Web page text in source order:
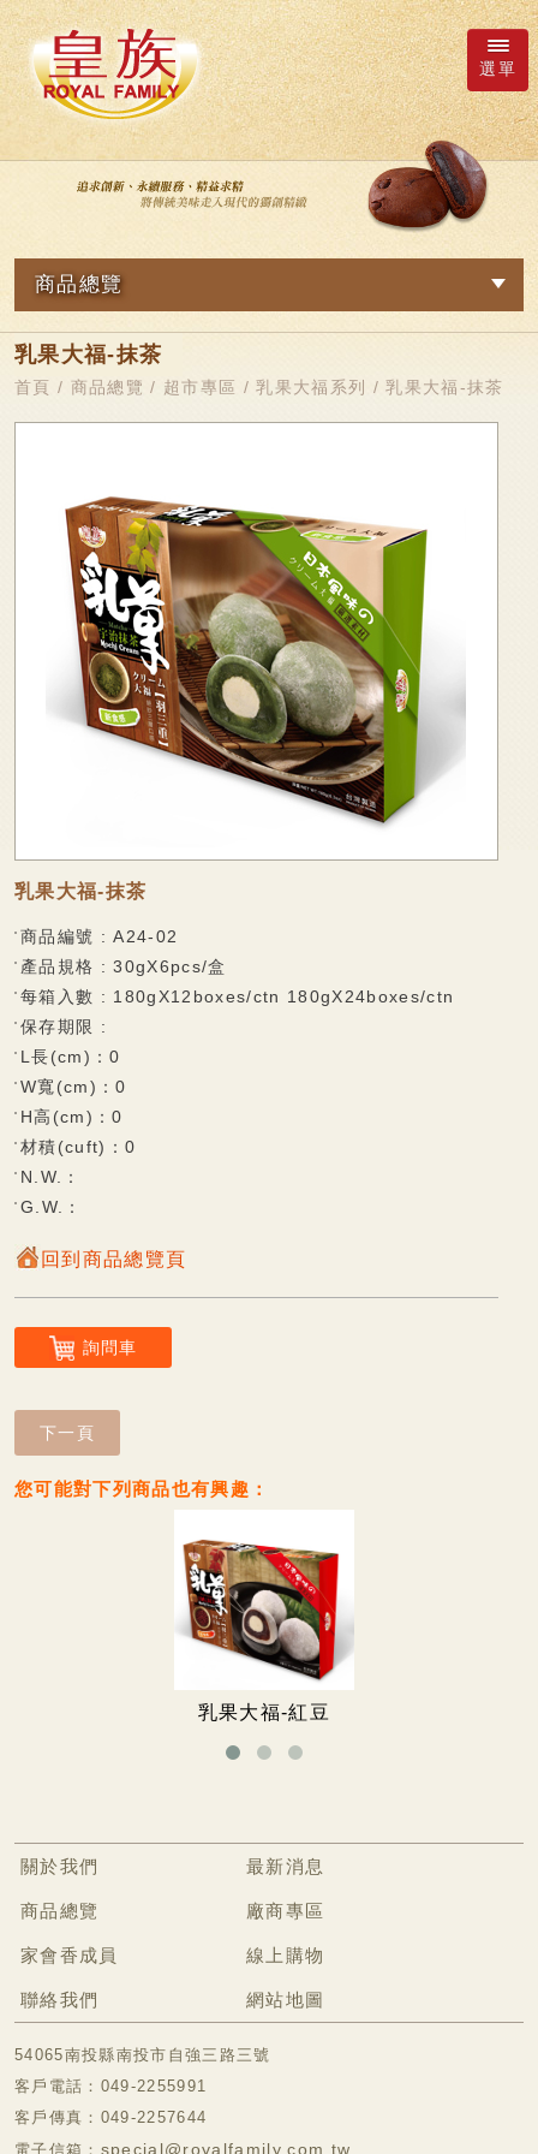
選單
語系
繁體中文
日本語
English
關於我們
最新消息
廠商專區
家會香成員
線上購物
聯絡我們
商品總覽
網路訂購
新品專區
皇族Family
軟Q麻糬系列
可可麻糬系列
棉大福系列
袋裝麻糬系列
麻糬派餅系列
香脆蛋捲
乳果大福系列
果凍系列
巧克力披覆系列
水果酥系列
雪花酥系列
杏仁餅系列
觀光專區
雪花酥系列
鮮果凍系列
香脆蛋捲系列
風味麻糬(派)餅系列
巧克力披覆系列
甜蜜牛軋糖系列
乳果大福-抹茶
首頁 / 商品總覽 / 超市專區 /乳果大福系列 / 乳果大福-抹茶
乳果大福-抹茶
商品編號 : A24-02
產品規格 : 30gX6pcs/盒
每箱入數 : 180gX12boxes/ctn 180gX24boxes/ctn
保存期限 :
L長(cm)：0
W寬(cm)：0
H高(cm)：0
材積(cuft)：0
N.W.：
G.W.：
回到商品總覽頁
詢問車
下一頁
您可能對下列商品也有興趣：
乳果大福-紅豆
關於我們 最新消息
商品總覽 廠商專區
家會香成員 線上購物
聯絡我們 網站地圖
54065南投縣南投市自強三路三號
客戶電話：049-2255991
客戶傳真：049-2257644
電子信箱： special@royalfamily.com.tw